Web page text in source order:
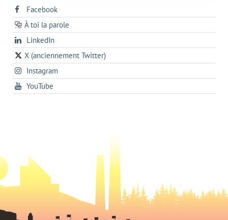
Facebooks'ouvre
dans
un
onglet
À toi la parole
opens
in
a
new
tab
LinkedInopens
in
a
new
X (anciennement Twitter)
s'ouvre
dans
un
nouvel
Instagrams'ouvre
dans
un
YouTube
dans